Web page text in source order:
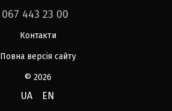
067 443 23 00
Контакти
Повна версія сайту
© 2026
UA EN